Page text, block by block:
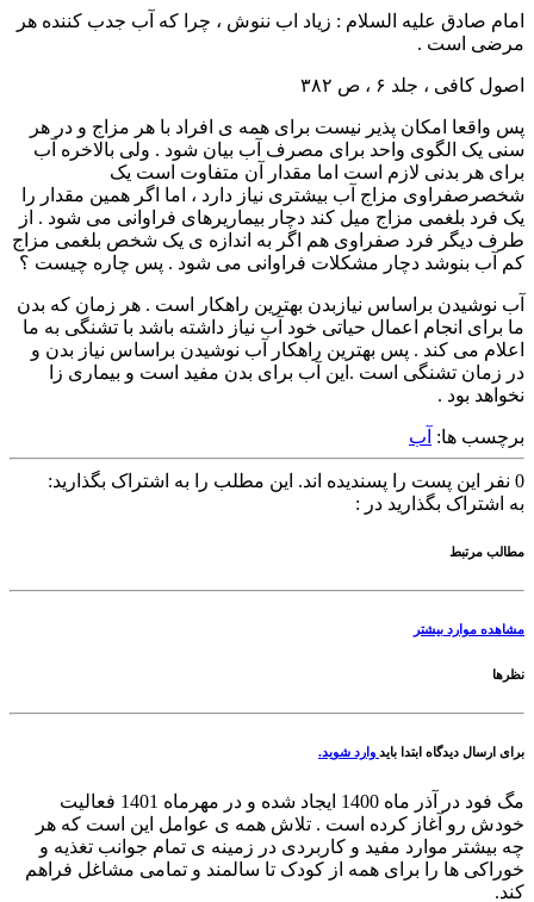
امام صادق علیه السلام : زیاد اب ننوش ، چرا که آب جدب کننده هر
مرضی است .
اصول کافی ، جلد ۶ ، ص ۳۸۲
پس واقعا امکان پذیر نیست برای همه ی افراد با هر مزاج و در هر
سنی یک الگوی واحد برای مصرف آب بیان شود . ولی بالاخره آب
برای هر بدنی لازم است اما مقدار آن متفاوت است ‌یک
شخصرصفراوی مزاج آب بیشتری نیاز دارد ، اما اگر همین مقدار را
یک فرد بلغمی مزاج میل کند دچار بیماریرهای فراوانی می شود . از
طرف دیگر فرد صفراوی هم اگر به اندازه ی یک شخص بلغمی مزاج
کم آب بنوشد دچار مشکلات فراوانی می شود . پس چاره چیست ؟
آب نوشیدن براساس نیازبدن بهترین راهکار است . هر زمان که بدن
ما برای انجام اعمال حیاتی خود آب نیاز داشته باشد با تشنگی به ما
اعلام می کند . پس بهترین راهکار آب نوشیدن براساس نیاز بدن و
در زمان تشنگی است .این آب برای بدن مفید است و بیماری زا
نخواهد بود .
برچسب ها: آب
0 نفر این پست را پسندیده اند. این مطلب را به اشتراک بگذارید:
به اشتراک بگذارید در :
مطالب مرتبط
مشاهده موارد بیشتر
نظرها
برای ارسال دیدگاه ابتدا باید وارد شوید.
مگ فود در آذر ماه 1400 ایجاد شده و در مهرماه 1401 فعالیت
خودش رو آغاز کرده است . تلاش همه ی عوامل این است که هر
چه بیشتر موارد مفید و کاربردی در زمینه ی تمام جوانب تغذیه و
خوراکی ها را برای همه از کودک تا سالمند و تمامی مشاغل فراهم
کند.